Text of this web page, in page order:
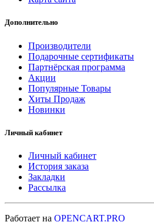
Дополнительно
Производители
Подарочные сертификаты
Партнёрская программа
Акции
Популярные Товары
Хиты Продаж
Новинки
Личный кабинет
Личный кабинет
История заказа
Закладки
Рассылка
Работает на OPENCART.PRO